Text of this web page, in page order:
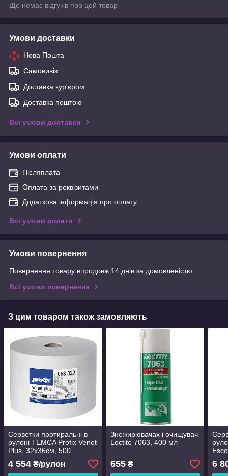
Ще немає відгуків про цей товар
Умови доставки
Нова Пошта
Самовивіз
Доставка кур'єром
Доставка поштою
Всі умови доставки
Умови оплати
Післяплата
Оплата за реквізитами
Додаткова інформація про оплату:
Всі умови оплати
Умови повернення
Повернення товару впродовж 14 днів за домовленістю
Всі умови повернення
З цим товаром також замовляють
Серветки протиральні в
рулоні TEMCA Profix Venet
Plus, 32х36см, 500
аркушів
4 554 ₴/рулон
Знежирювачах і очищувач
Loctite 7063, 400 мл
655₴
500
6